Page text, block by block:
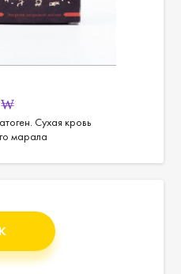
₩
Сухая кровь
марала